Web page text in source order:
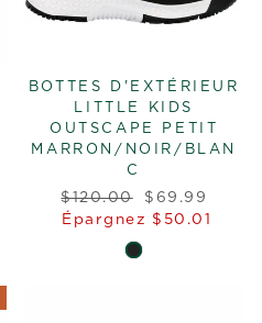
BOTTES D'EXTÉRIEUR
LITTLE KIDS
OUTSCAPE PETIT
MARRON/NOIR/BLAN
C
Prix
régulier
$120.00
Prix
réduit
$69.99
Épargnez $50.01